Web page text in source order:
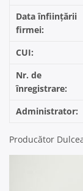
Data înființării
firmei:
CUI:
Nr. de
înregistrare:
Administrator:
Producător